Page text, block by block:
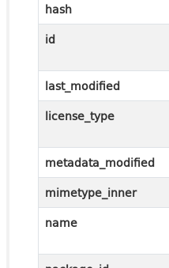
hash
id
last_modified
license_type
metadata_modified
mimetype_inner
name